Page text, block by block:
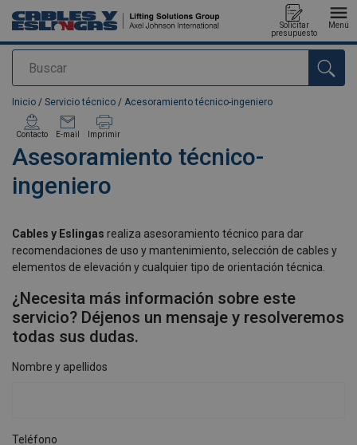
Buscar
Solicitar
presupuesto
Menú
Agregado a su presupuesto
Inicio / Servicio técnico / Acesoramiento técnico-ingeniero
Asesoramiento técnico-
ingeniero
Contacto E-mail Imprimir
Cables y Eslingas realiza asesoramiento técnico para dar
recomendaciones de uso y mantenimiento, selección de cables y
elementos de elevación y cualquier tipo de orientación técnica.
¿Necesita más información sobre este
servicio? Déjenos un mensaje y resolveremos
todas sus dudas.
Nombre y apellidos
Teléfono